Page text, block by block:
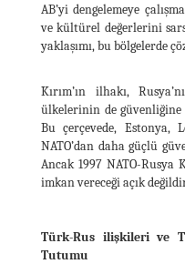
AB’yi dengelemeye
ve kültürel değerlerini
yaklaşımı, bu bölgelerde
Kırım’ın ilhakı,
ülkelerinin de
Bu çerçevede,
NATO’dan daha güçlü
Ancak 1997 NATO-Rusya
imkan vereceği açık
Türk-Rus ilişkileri ve
Tutumu